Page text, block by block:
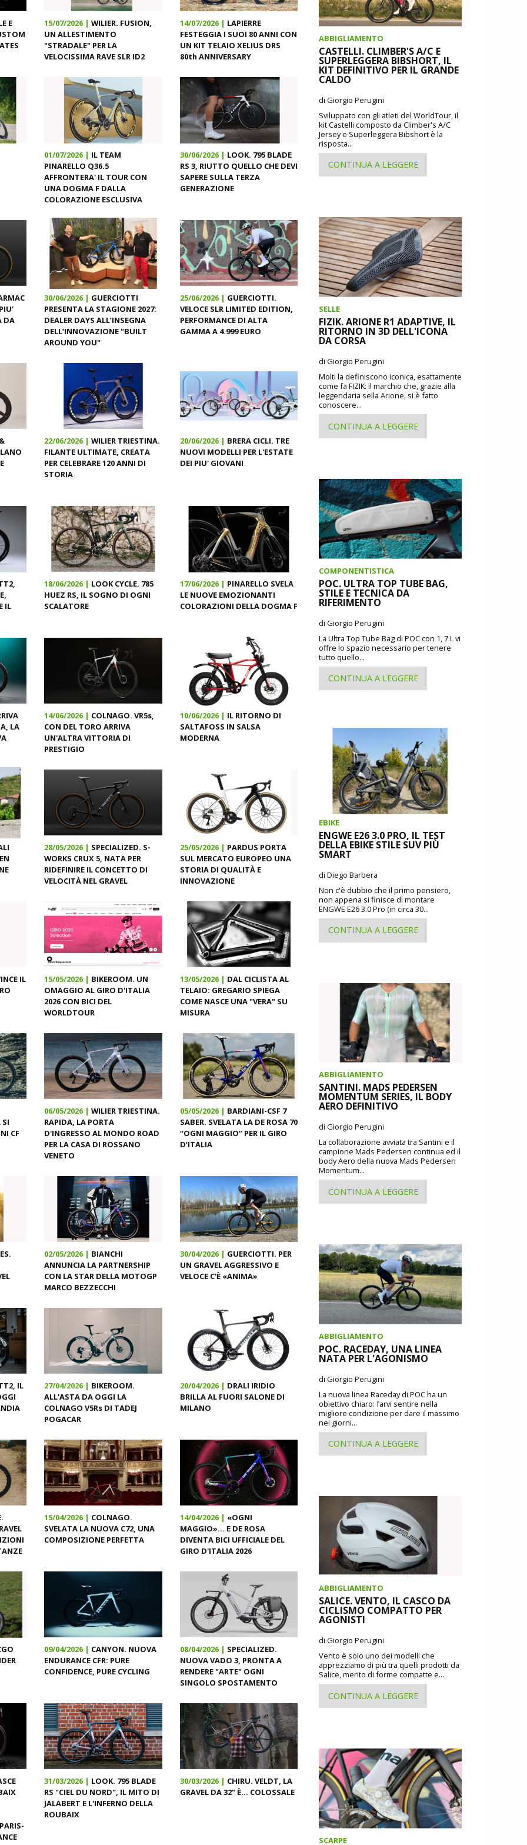
E
15/07/2026 | WILIER. FUSION,
UN ALLESTIMENTO
"STRADALE" PER LA
VELOCISSIMA RAVE SLR ID2
14/07/2026 | LAPIERRE
FESTEGGIA I SUOI 80 ANNI CON
UN KIT TELAIO XELIUS DRS
80th ANNIVERSARY
01/07/2026 | IL TEAM
PINARELLO Q36.5
AFFRONTERA' IL TOUR CON
UNA DOGMA F DALLA
COLORAZIONE ESCLUSIVA
30/06/2026 | LOOK. 795 BLADE
RS 3, RIUTTO QUELLO CHE DEVI
SAPERE SULLA TERZA
GENERAZIONE
DA
30/06/2026 | GUERCIOTTI
PRESENTA LA STAGIONE 2027:
DEALER DAYS ALL’INSEGNA
DELL’INNOVAZIONE "BUILT
AROUND YOU"
25/06/2026 | GUERCIOTTI.
VELOCE SLR LIMITED EDITION,
PERFORMANCE DI ALTA
GAMMA A 4.999 EURO
22/06/2026 | WILIER TRIESTINA.
FILANTE ULTIMATE, CREATA
PER CELEBRARE 120 ANNI DI
STORIA
20/06/2026 | BRERA CICLI. TRE
NUOVI MODELLI PER L'ESTATE
DEI PIU' GIOVANI
IL
18/06/2026 | LOOK CYCLE. 785
HUEZ RS, IL SOGNO DI OGNI
SCALATORE
17/06/2026 | PINARELLO SVELA
LE NUOVE EMOZIONANTI
COLORAZIONI DELLA DOGMA F
LA
14/06/2026 | COLNAGO. VR5s,
CON DEL TORO ARRIVA
UN'ALTRA VITTORIA DI
PRESTIGIO
10/06/2026 | IL RITORNO DI
SALTAFOSS IN SALSA
MODERNA
28/05/2026 | SPECIALIZED. S-
WORKS CRUX 5, NATA PER
RIDEFINIRE IL CONCETTO DI
VELOCITÀ NEL GRAVEL
25/05/2026 | PARDUS PORTA
SUL MERCATO EUROPEO UNA
STORIA DI QUALITÀ E
INNOVAZIONE
IL
15/05/2026 | BIKEROOM. UN
OMAGGIO AL GIRO D'ITALIA
2026 CON BICI DEL
WORLDTOUR
13/05/2026 | DAL CICLISTA AL
TELAIO: GREGARIO SPIEGA
COME NASCE UNA "VERA" SU
MISURA
SI
CF
06/05/2026 | WILIER TRIESTINA.
RAPIDA, LA PORTA
D'INGRESSO AL MONDO ROAD
PER LA CASA DI ROSSANO
VENETO
05/05/2026 | BARDIANI-CSF 7
SABER. SVELATA LA DE ROSA 70
“OGNI MAGGIO” PER IL GIRO
D’ITALIA
02/05/2026 | BIANCHI
ANNUNCIA LA PARTNERSHIP
CON LA STAR DELLA MOTOGP
MARCO BEZZECCHI
30/04/2026 | GUERCIOTTI. PER
UN GRAVEL AGGRESSIVO E
VELOCE C'È «ANIMA»
IL
27/04/2026 | BIKEROOM.
ALL'ASTA DA OGGI LA
COLNAGO V5Rs DI TADEJ
POGACAR
20/04/2026 | DRALI IRIDIO
BRILLA AL FUORI SALONE DI
MILANO
15/04/2026 | COLNAGO.
SVELATA LA NUOVA C72, UNA
COMPOSIZIONE PERFETTA
14/04/2026 | «OGNI
MAGGIO»... E DE ROSA
DIVENTA BICI UFFICIALE DEL
GIRO D'ITALIA 2026
09/04/2026 | CANYON. NUOVA
ENDURANCE CFR: PURE
CONFIDENCE, PURE CYCLING
08/04/2026 | SPECIALIZED.
NUOVA VADO 3, PRONTA A
RENDERE "ARTE" OGNI
SINGOLO SPOSTAMENTO
31/03/2026 | LOOK. 795 BLADE
RS "CIEL DU NORD", IL MITO DI
JALABERT E L'INFERNO DELLA
ROUBAIX
30/03/2026 | CHIRU. VELDT, LA
GRAVEL DA 32" È... COLOSSALE
ABBIGLIAMENTO
CASTELLI. CLIMBER'S A/C E
SUPERLEGGERA BIBSHORT, IL
KIT DEFINITIVO PER IL GRANDE
CALDO
di Giorgio Perugini
Sviluppato con gli atleti del WorldTour, il
kit Castelli composto da Climber's A/C
Jersey e Superleggera Bibshort è la
risposta...
CONTINUA A LEGGERE
SELLE
FIZIK. ARIONE R1 ADAPTIVE, IL
RITORNO IN 3D DELL'ICONA
DA CORSA
di Giorgio Perugini
Molti la definiscono iconica, esattamente
come fa FIZIK: il marchio che, grazie alla
leggendaria sella Arione, si è fatto
conoscere...
CONTINUA A LEGGERE
COMPONENTISTICA
POC. ULTRA TOP TUBE BAG,
STILE E TECNICA DA
RIFERIMENTO
di Giorgio Perugini
La Ultra Top Tube Bag di POC con 1, 7 L vi
offre lo spazio necessario per tenere
tutto quello...
CONTINUA A LEGGERE
EBIKE
ENGWE E26 3.0 PRO, IL TEST
DELLA EBIKE STILE SUV PIÙ
SMART
di Diego Barbera
Non c'è dubbio che il primo pensiero,
non appena si finisce di montare
ENGWE E26 3.0 Pro (in circa 30...
CONTINUA A LEGGERE
ABBIGLIAMENTO
SANTINI. MADS PEDERSEN
MOMENTUM SERIES, IL BODY
AERO DEFINITIVO
di Giorgio Perugini
La collaborazione avviata tra Santini e il
campione Mads Pedersen continua ed il
body Aero della nuova Mads Pedersen
Momentum...
CONTINUA A LEGGERE
ABBIGLIAMENTO
POC. RACEDAY, UNA LINEA
NATA PER L'AGONISMO
di Giorgio Perugini
La nuova linea Raceday di POC ha un
obiettivo chiaro: farvi sentire nella
migliore condizione per dare il massimo
nei giorni...
CONTINUA A LEGGERE
ABBIGLIAMENTO
SALICE. VENTO, IL CASCO DA
CICLISMO COMPATTO PER
AGONISTI
di Giorgio Perugini
Vento è solo uno dei modelli che
apprezziamo di più tra quelli prodotti da
Salice, merito di forme compatte e...
CONTINUA A LEGGERE
SCARPE